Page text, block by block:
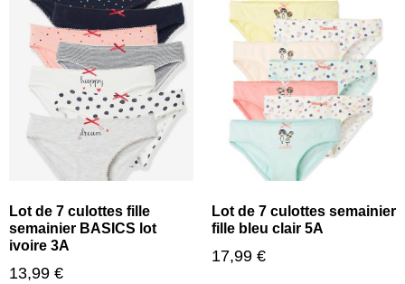
Lot de 7 culottes fille
semainier BASICS lot
ivoire 3A
13,99 €
Lot de 7 culottes semainier
fille bleu clair 5A
17,99 €